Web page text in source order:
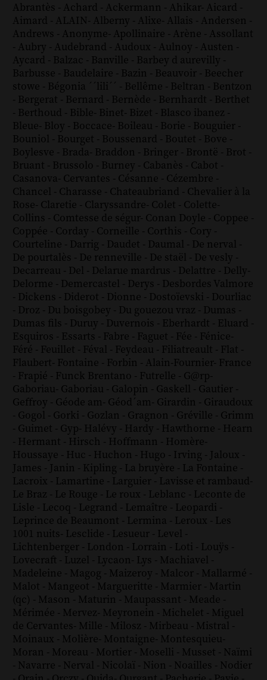
Abrantès - Achard - Ackermann - Ahikar- Aicard -
Aimard - ALAIN- Alberny - Alixe- Allais - Andersen -
Andrews - Anonyme- Apollinaire - Arène - Assollant
- Aubry - Audebrand - Audoux - Aulnoy - Austen -
Aycard - Balzac - Banville - Barbey d aurevilly -
Barbusse - Baudelaire - Bazin - Beauvoir - Beecher
stowe - Bégonia ´´lili´´ - Bellême - Beltran - Bentzon
- Bergerat - Bernard - Bernède - Bernhardt - Berthet
- Berthoud - Bible- Binet- Bizet - Blasco ibanez -
Bleue- Bloy - Boccace- Boileau - Borie - Bouguier -
Bouniol - Bourget - Boussenard - Boutet - Bove -
Boylesve - Brada- Braddon - Bringer - Brontë - Brot -
Bruant - Brussolo - Burney - Cabanès - Cabot -
Casanova- Cervantes - Césanne - Cézembre -
Chancel - Charasse - Chateaubriand - Chevalier à la
Rose- Claretie - Claryssandre- Colet - Colette-
Collins - Comtesse de ségur- Conan Doyle - Coppee -
Coppée - Corday - Corneille - Corthis - Cory -
Courteline - Darrig - Daudet - Daumal - De nerval -
De pourtalès - De renneville - De staël - De vesly -
Decarreau - Del - Delarue mardrus - Delattre - Delly-
Delorme - Demercastel - Derys - Desbordes Valmore
- Dickens - Diderot - Dionne - Dostoïevski - Dourliac
- Droz - Du boisgobey - Du gouezou vraz - Dumas -
Dumas fils - Duruy - Duvernois - Eberhardt - Eluard -
Esquiros - Essarts - Fabre - Faguet - Fée - Fénice-
Féré - Feuillet - Féval - Feydeau - Filiatreault - Flat -
Flaubert- Fontaine - Forbin - Alain-Fournier- France
- Frapié - Funck Brentano - Futrelle - G@rp-
Gaboriau- Gaboriau - Galopin - Gaskell - Gautier -
Geffroy - Géode am- Géod´am- Girardin - Giraudoux
- Gogol - Gorki - Gozlan - Gragnon - Gréville - Grimm
- Guimet - Gyp- Halévy - Hardy - Hawthorne - Hearn
- Hermant - Hirsch - Hoffmann - Homère-
Houssaye - Huc - Huchon - Hugo - Irving - Jaloux -
James - Janin - Kipling - La bruyère - La Fontaine -
Lacroix - Lamartine - Larguier - Lavisse et rambaud-
Le Braz - Le Rouge - Le roux - Leblanc - Leconte de
Lisle - Lecoq - Legrand - Lemaître - Leopardi -
Leprince de Beaumont - Lermina - Leroux - Les
1001 nuits- Lesclide - Lesueur - Level -
Lichtenberger - London - Lorrain - Loti - Louÿs -
Lovecraft - Luzel - Lycaon- Lys - Machiavel -
Madeleine - Magog - Maizeroy - Malcor - Mallarmé -
Malot - Mangeot - Margueritte - Marmier - Martin
(qc) - Mason - Maturin - Maupassant - Meade -
Mérimée - Mervez- Meyronein - Michelet - Miguel
de Cervantes- Mille - Milosz - Mirbeau - Mistral -
Moinaux - Molière- Montaigne- Montesquieu-
Moran - Moreau - Mortier - Moselli - Musset - Naïmi
- Navarre - Nerval - Nicolaï - Nion - Noailles - Nodier